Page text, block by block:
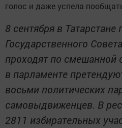
голос и даже успела
8 сентября в
Государственного
проходят по смешанной
в парламенте
восьми политических
самовыдвиженцев. В
2811 избирательных